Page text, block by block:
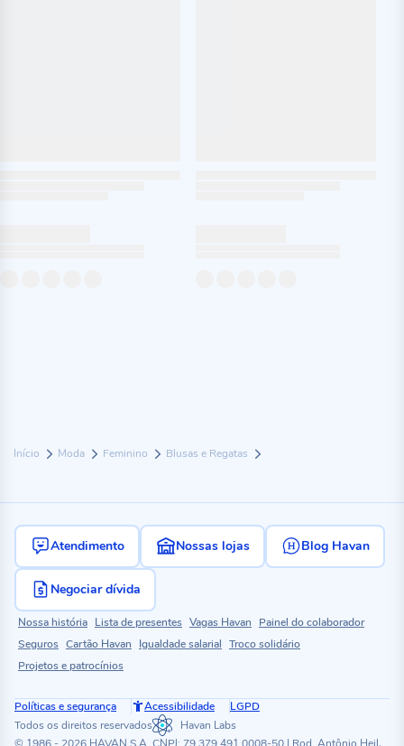
Início Moda Feminino Blusas e Regatas
Atendimento Nossas lojas Blog Havan
Negociar dívida
Nossa história Lista de presentes Vagas Havan
Painel do colaborador
Seguros Cartão Havan Igualdade salarial Troco solidário
Projetos e patrocínios
Políticas e segurança Acessibilidade
LGPD
Todos os direitos reservados
Havan Labs